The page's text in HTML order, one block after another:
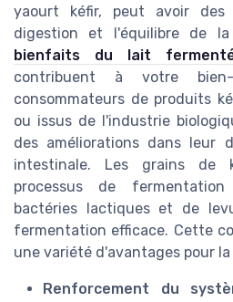
yaourt kéfir, peut avoir
digestion et l'équilibre de
bienfaits du lait
contribuent à votre
consommateurs de produits
ou issus de l'industrie
des améliorations dans leur
intestinale. Les grains de
processus de
bactéries lactiques et de
fermentation efficace. Cette
une variété d'avantages pour
Renforcement du